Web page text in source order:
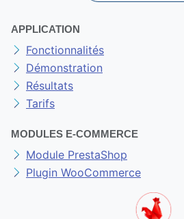
APPLICATION
Fonctionnalités
Démonstration
Résultats
Tarifs
MODULES E-COMMERCE
Module PrestaShop
Plugin WooCommerce